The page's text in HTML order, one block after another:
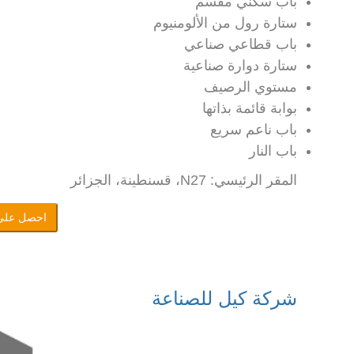
ستارة رول من الألومنيوم
باب قطاعي صناعي
ستارة دوارة صناعية
مستوي الرصيف
بوابة قائمة بذاتها
باب ناعم سريع
باب النار
المقر الرئيسي: N27، قسنطينة، الجزائر
احصل
شركة كيل للصناعة